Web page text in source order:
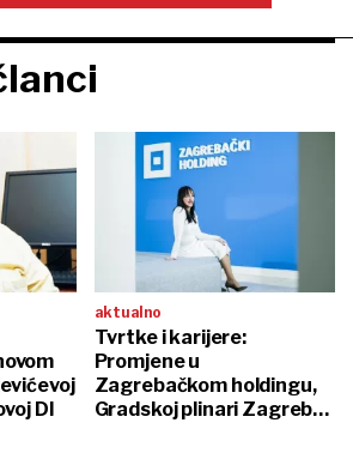
DI
aktualno
Tvrtke i karijere:
Promjene u
Zagrebačkom holdingu,
Gradskoj plinari Zagreb…